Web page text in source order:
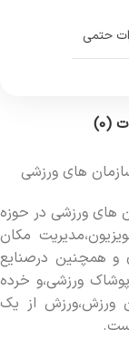
حتمی
(0)
های ورزشی
هاي ورزشي در حوزه
مکان
و همچنین درصنایع
ورزشی،و خرده
ورزش،ورزش از یک